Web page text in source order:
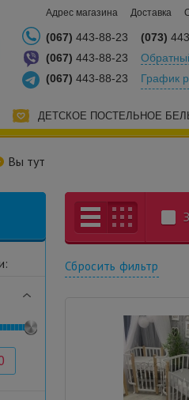
Адрес магазина Доставка
(067) 443-88-23
(067) 443-88-23
(067) 443-88-23
(073)
График
ДЕТСКОЕ ПОСТЕЛЬНОЕ
Вы тут
Сбросить фильтр